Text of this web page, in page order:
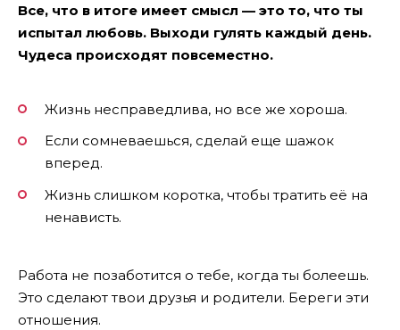
Все, что в итоге имеет смысл — это то, что ты
испытал любовь. Выходи гулять каждый день.
Чудеса происходят повсеместно.
Жизнь несправедлива, но все же хороша.
Если сомневаешься, сделай еще шажок
вперед.
Жизнь слишком коротка, чтобы тратить её на
ненависть.
Работа не позаботится о тебе, когда ты болеешь.
Это сделают твои друзья и родители. Береги эти
отношения.